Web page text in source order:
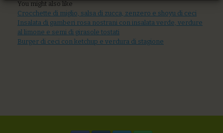
You might also like
Crocchette di miglio, salsa di zucca, zenzero e shoyu di ceci
Insalata di gamberi rosa nostrani con insalata verde, verdure
al limone e semi di girasole tostati
Burger di ceci con ketchup e verdura di stagione